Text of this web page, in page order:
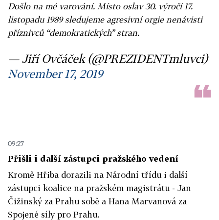
Došlo na mé varování. Místo oslav 30. výročí 17.
listopadu 1989 sledujeme agresivní orgie nenávisti
příznivců “demokratických” stran.
— Jiří Ovčáček (@PREZIDENTmluvci)
November 17, 2019
09:27
Přišli i další zástupci pražského vedení
Kromě Hřiba dorazili na Národní třídu i další
zástupci koalice na pražském magistrátu - Jan
Čižinský za Prahu sobě a Hana Marvanová za
Spojené síly pro Prahu.